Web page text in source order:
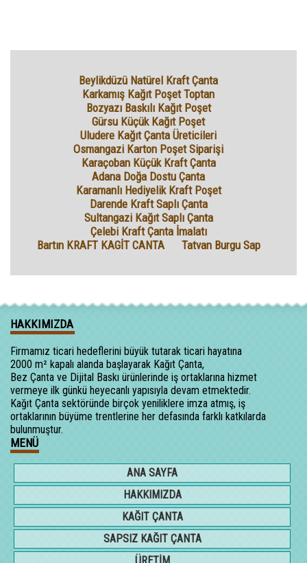
Beylikdüzü Natürel Kraft Çanta
Karkamış Kağıt Poşet Toptan
Bozyazı Baskılı Kağıt Poşet
Gürsu Küçük Kağıt Poşet
Uludere Kağıt Çanta Üreticileri
Osmangazi Karton Poşet Siparişi
Karaçoban Küçük Kraft Çanta
Adana Doğa Dostu Çanta
Karamanlı Hediyelik Kraft Poşet
Darende Kraft Saplı Çanta
Sultangazi Kağıt Saplı Çanta
Çelebi Kraft Çanta İmalatı
Bartın KRAFT KAGİT CANTA
Tatvan Burgu Sap
HAKKIMIZDA
Firmamız ticari hedeflerini büyük tutarak ticari hayatına
2000 m² kapalı alanda başlayarak Kağıt Çanta,
Bez Çanta ve Dijital Baskı ürünlerinde iş ortaklarına hizmet
vermeye ilk günkü heyecanlı yapısıyla devam etmektedir.
Kağıt Çanta sektöründe birçok yeniliklere imza atmış, iş
ortaklarının büyüme trentlerine her defasında farklı katkılarda
bulunmuştur.
MENÜ
ANA SAYFA
HAKKIMIZDA
KAĞIT ÇANTA
SAPSIZ KAĞIT ÇANTA